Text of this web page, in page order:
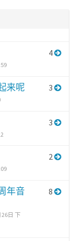
4
来呢 3
3
2
年音
日 下
8